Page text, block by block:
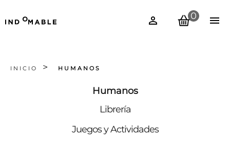
0
INICIO HUMANOS
Humanos
Librería
Juegos y Actividades